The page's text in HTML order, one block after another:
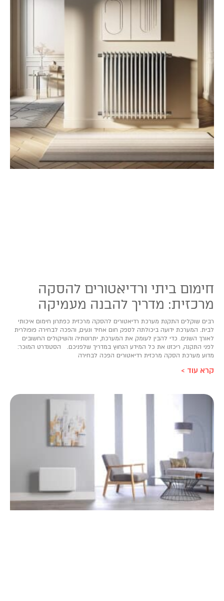
חימום ביתי ורדיאטורים להסקה
מרכזית: מדריך להבנה מעמיקה
רבים שוקלים התקנת מערכת רדיאטורים להסקה מרכזית כפתרון חימום איכותי
לבית. המערכת ידועה ביכולתה לספק חום אחיד ונעים, והפכה לבחירה פופולרית
לאורך השנים. כדי להבין לעומק את המערכת, יתרונותיה והשיקולים החשובים
לפני התקנה, ריכזנו את כל המידע הנחוץ במדריך שלפניכם. הסטנדרט המוכר:
מדוע מערכת הסקה מרכזית רדיאטורים הפכה לבחירה
קרא עוד >